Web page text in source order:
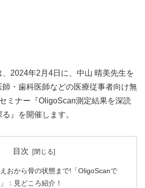
2024年2月4日に、中山 晴美先生を
・歯科医師などの医療従事者向け無
ミナー『OligoScan測定結果を深読
』を開催します。
目次
おから骨の状態まで!「OligoScanで
：見どころ紹介！